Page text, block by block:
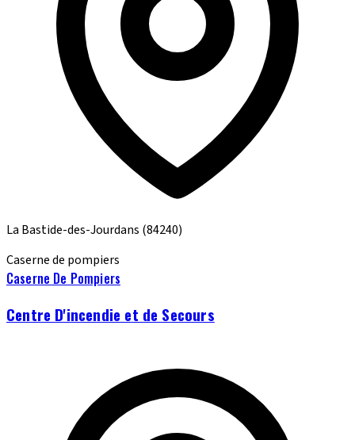
La Bastide-des-Jourdans (84240)
Caserne de pompiers
Caserne De Pompiers
Centre D'incendie et de Secours